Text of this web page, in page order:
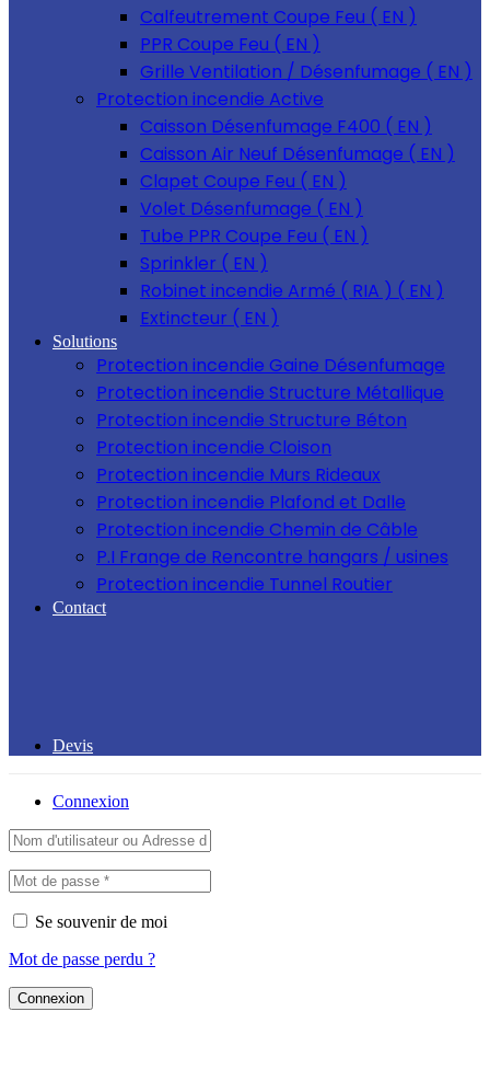
Calfeutrement Coupe Feu ( EN )
PPR Coupe Feu ( EN )
Grille Ventilation / Désenfumage ( EN )
Protection incendie Active
Caisson Désenfumage F400 ( EN )
Caisson Air Neuf Désenfumage ( EN )
Clapet Coupe Feu ( EN )
Volet Désenfumage ( EN )
Tube PPR Coupe Feu ( EN )
Sprinkler ( EN )
Robinet incendie Armé ( RIA ) ( EN )
Extincteur ( EN )
Solutions
Protection incendie Gaine Désenfumage
Protection incendie Structure Métallique
Protection incendie Structure Béton
Protection incendie Cloison
Protection incendie Murs Rideaux
Protection incendie Plafond et Dalle
Protection incendie Chemin de Câble
P.I Frange de Rencontre hangars / usines
Protection incendie Tunnel Routier
Contact
Devis
Connexion
Se souvenir de moi
Mot de passe perdu ?
Connexion